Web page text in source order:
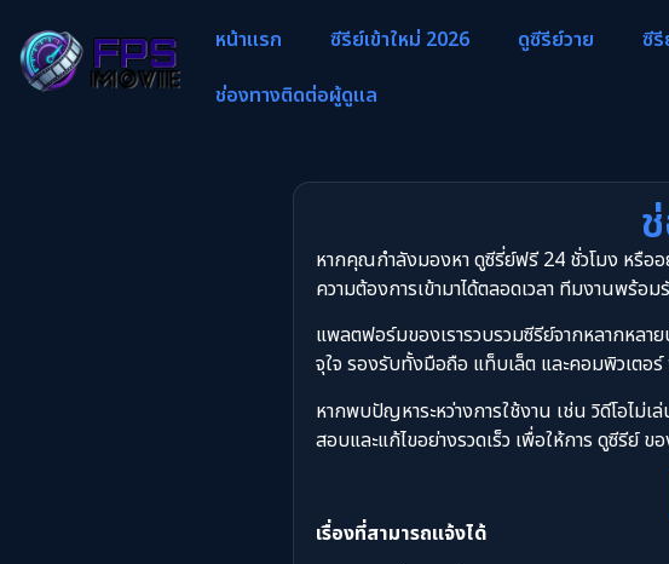
หน้าแรก ซีรีย์เข้าใหม่ 2026 ดูซีรีย์วาย ซีรี
ช่องทางติดต่อผู้ดูแล
หากคุณกำลังมองหา ดูซีรี่ย์ฟรี 24 ชั่วโมง หรืออ
ความต้องการเข้ามาได้ตลอดเวลา ทีมงานพร้
แพลตฟอร์มของเรารวบรวมซีรีย์จากหลากหลา
จุใจ รองรับทั้งมือถือ แท็บเล็ต และคอมพิวเตอ
หากพบปัญหาระหว่างการใช้งาน เช่น วิดีโอไม่เ
สอบและแก้ไขอย่างรวดเร็ว เพื่อให้การ ดูซีรีย์
เรื่องที่สามารถแจ้งได้